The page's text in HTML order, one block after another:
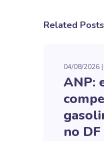
Related Posts
04/08/2026
ANP:
no DF